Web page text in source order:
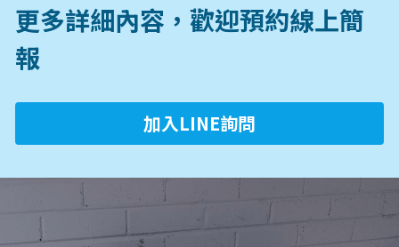
更多詳細內容，歡迎預約線上簡
報
加入LINE詢問